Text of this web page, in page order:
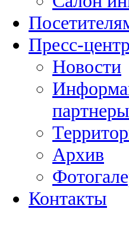
Пресс-центр
Новости
партнеры
Архив
Контакты